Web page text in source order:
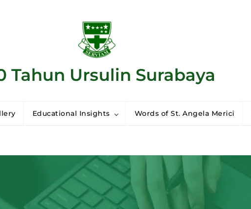
Tahun Ursulin Surabaya
Educational Insights Words of St. Angela Merici